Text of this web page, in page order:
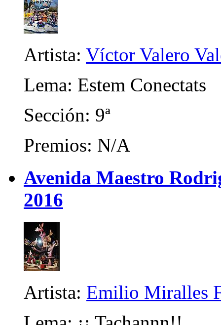
Artista: Víctor Valero
Lema: Estem Conectats
Sección: 9ª
Premios: N/A
Avenida Maestro
2016
Artista: Emilio Miralles